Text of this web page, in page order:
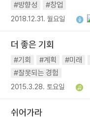
#방향성
#창업
2018.12.31. 월요일
더 좋은 기회
#기회 #계획 #미래
#잘못되는 경험
2015.3.28. 토요일
쉬어가라